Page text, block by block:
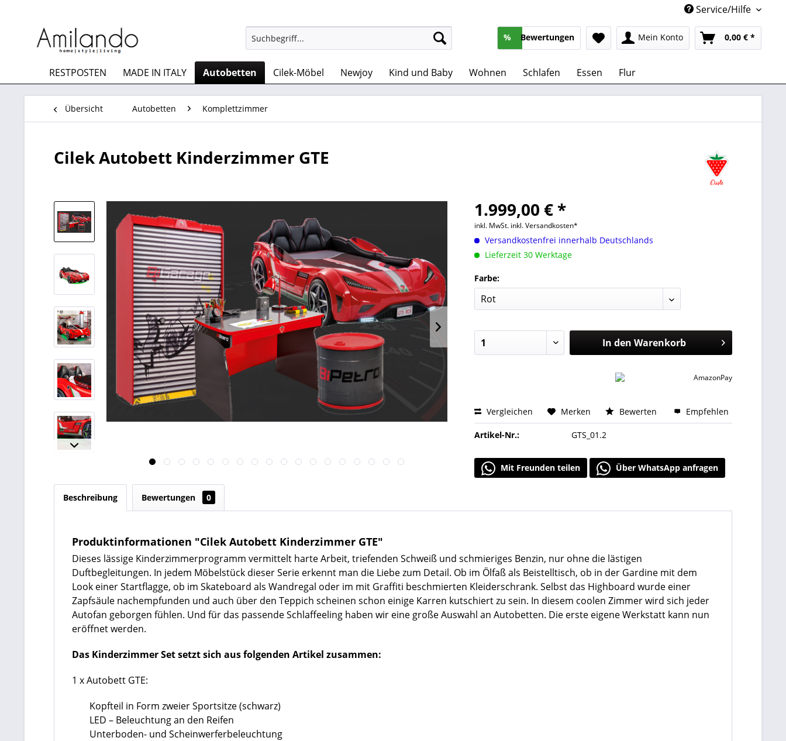
Service/Hilfe
% Bewertungen Mein Konto 0,00 € *
RESTPOSTEN MADE IN ITALY Autobetten Cilek-Möbel Newjoy Kind und Baby Wohnen Schlafen Essen Flur
Übersicht Autobetten Komplettzimmer
Cilek Autobett Kinderzimmer GTE
1.999,00 € *
inkl. MwSt. inkl. Versandkosten*
Versandkostenfrei innerhalb Deutschlands
Lieferzeit 30 Werktage
Farbe:
In den Warenkorb
Vergleichen Merken Bewerten Empfehlen
Artikel-Nr.: GTS_01.2
Mit Freunden teilen Über WhatsApp anfragen
Beschreibung Bewertungen 0
Produktinformationen "Cilek Autobett Kinderzimmer GTE"
Dieses lässige Kinderzimmerprogramm vermittelt harte Arbeit, triefenden Schweiß und schmieriges Benzin, nur ohne die lästigen
Duftbegleitungen. In jedem Möbelstück dieser Serie erkennt man die Liebe zum Detail. Ob im Ölfaß als Beistelltisch, ob in der Gardine mit dem
Look einer Startflagge, ob im Skateboard als Wandregal oder im mit Graffiti beschmierten Kleiderschrank. Selbst das Highboard wurde einer
Zapfsäule nachempfunden und auch über den Teppich scheinen schon einige Karren kutschiert zu sein. In diesem coolen Zimmer wird sich jeder
Autofan geborgen fühlen. Und für das passende Schlaffeeling haben wir eine große Auswahl an Autobetten. Die erste eigene Werkstatt kann nun
eröffnet werden.
Das Kinderzimmer Set setzt sich aus folgenden Artikel zusammen:
1 x Autobett GTE:
Kopfteil in Form zweier Sportsitze (schwarz)
LED – Beleuchtung an den Reifen
Unterboden- und Scheinwerferbeleuchtung